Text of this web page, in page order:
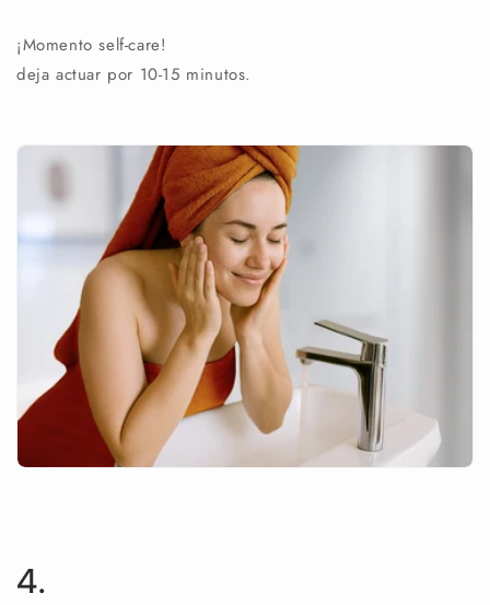
¡Momento self-care!
deja actuar por 10-15 minutos.
4.